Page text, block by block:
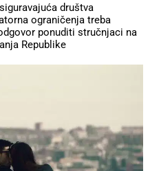
društva
ograničenja treba
ponuditi stručnjaci na
Republike